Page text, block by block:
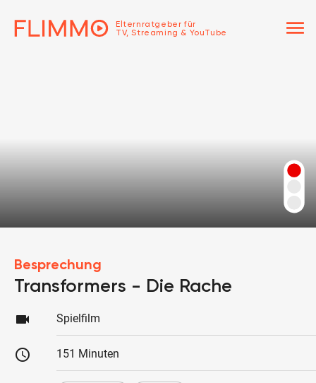
Elternratgeber für
TV, Streaming & YouTube
menu
Besprechung
Transformers - Die Rache
videocam Spielfilm
schedule 151 Minuten